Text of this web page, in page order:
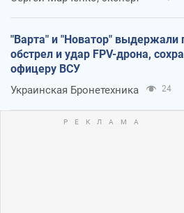
"Варта" и "Новатор" выдержали
обстрел и удар FPV-дрона,
офицеру ВСУ
Украинская Бронетехника 24